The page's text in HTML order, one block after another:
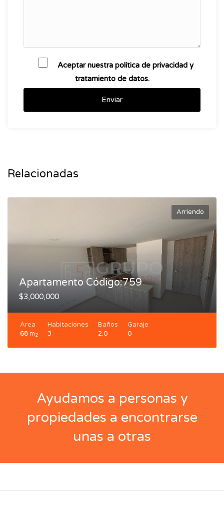
Aceptar nuestra política de privacidad y
tratamiento de datos.
Enviar
Relacionadas
Arriendo
Apartamento Código:759
$3,000,000
Area
68 m2
Habitaciones
3
Baños
2.0
Garaje
0
Ayudamos a personas y
propiedades a encontrarse
unas a otras